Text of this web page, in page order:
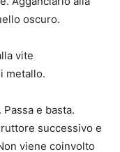
oscuro.
vite
metallo.
e basta.
successivo e
viene coinvolto